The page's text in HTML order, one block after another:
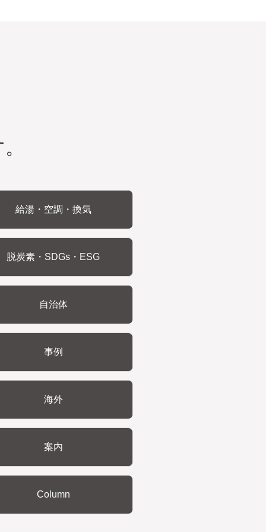
給湯・空調・換気
脱炭素・SDGs・ESG
自治体
事例
海外
案内
Column